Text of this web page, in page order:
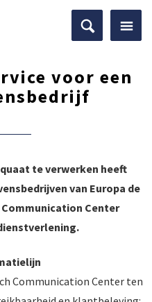
voor een
te verwerken heeft
van Europa de
Center
Communication Center ten